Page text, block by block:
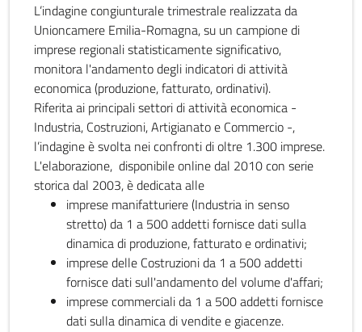
L’indagine congiunturale trimestrale realizzata da
Unioncamere Emilia-Romagna, su un campione di
imprese regionali statisticamente significativo,
monitora l'andamento degli indicatori di attività
economica (produzione, fatturato, ordinativi).
Riferita ai principali settori di attività economica -
Industria, Costruzioni, Artigianato e Commercio -,
l’indagine è svolta nei confronti di oltre 1.300 imprese.
L'elaborazione, disponibile online dal 2010 con serie
storica dal 2003, è dedicata alle
imprese manifatturiere (Industria in senso
stretto) da 1 a 500 addetti fornisce dati sulla
dinamica di produzione, fatturato e ordinativi;
imprese delle Costruzioni da 1 a 500 addetti
fornisce dati sull'andamento del volume d'affari;
imprese commerciali da 1 a 500 addetti fornisce
dati sulla dinamica di vendite e giacenze.